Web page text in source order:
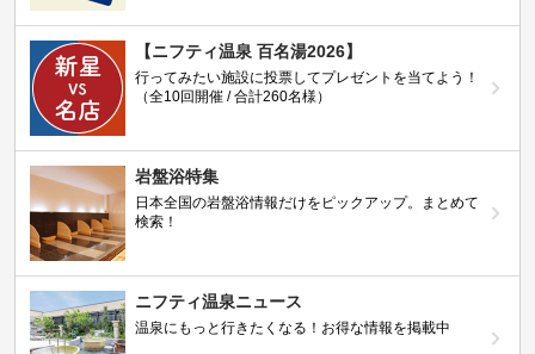
【ニフティ温泉 百名湯2026】
行ってみたい施設に投票してプレゼントを当てよう！
（全10回開催 / 合計260名様）
岩盤浴特集
日本全国の岩盤浴情報だけをピックアップ。まとめて
検索！
ニフティ温泉ニュース
温泉にもっと行きたくなる！お得な情報を掲載中